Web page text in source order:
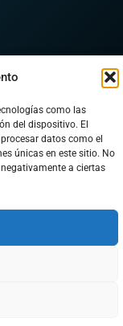
como las
del dispositivo. El
datos como el
únicas en este sitio. No
a ciertas
POR UN MUNDO